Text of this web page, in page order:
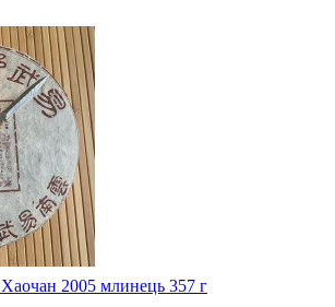
2005 млинець 357 г